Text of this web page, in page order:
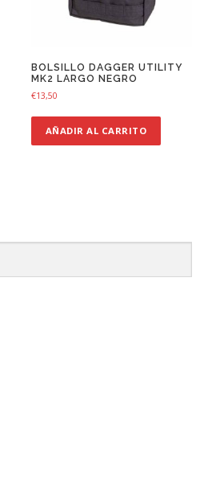
BOLSILLO DAGGER UTILITY
MK2 LARGO NEGRO
€13,50
AÑADIR AL CARRITO